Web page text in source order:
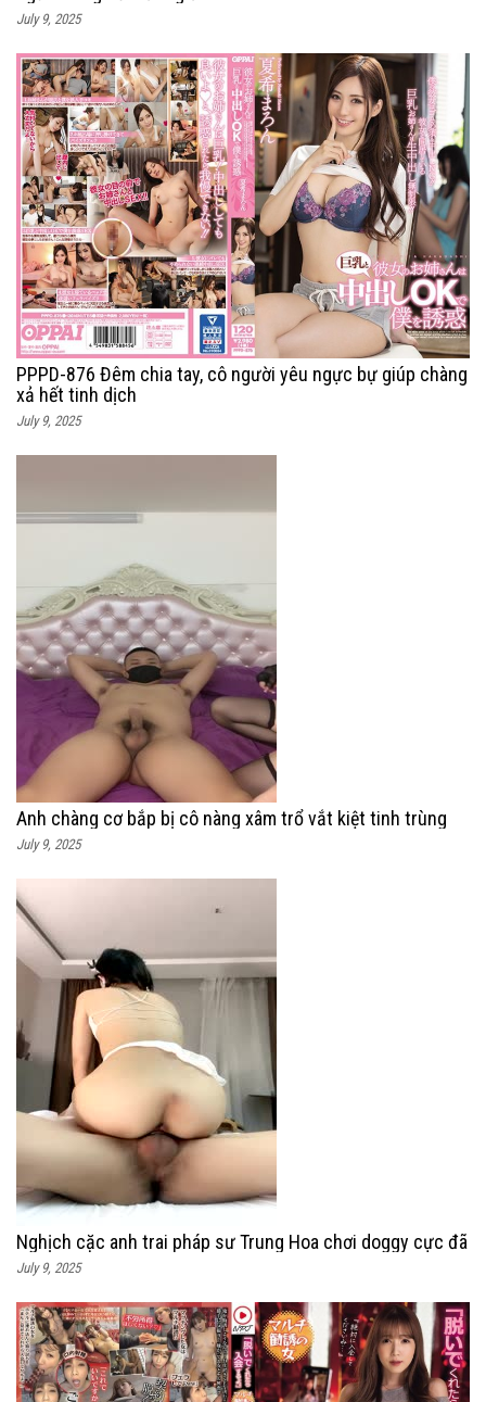
July 9, 2025
PPPD-876 Đêm chia tay, cô người yêu ngực bự giúp chàng
xả hết tinh dịch
July 9, 2025
Anh chàng cơ bắp bị cô nàng xâm trổ vắt kiệt tinh trùng
July 9, 2025
Nghịch cặc anh trai pháp sư Trung Hoa chơi doggy cực đã
July 9, 2025